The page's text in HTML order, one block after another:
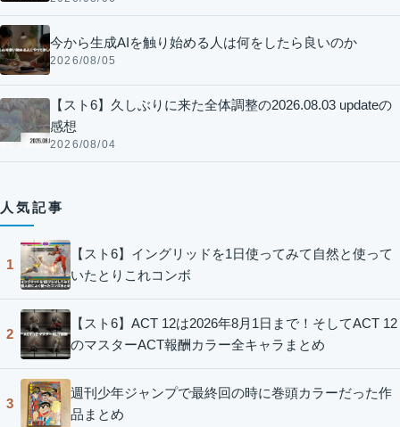
今から生成AIを触り始める人は何をしたら良いのか
2026/08/05
【スト6】久しぶりに来た全体調整の2026.08.03 updateの
感想
2026/08/04
人気記事
1
【スト6】イングリッドを1日使ってみて自然と使って
いたとりこれコンボ
2
【スト6】ACT 12は2026年8月1日まで！そしてACT 12
のマスターACT報酬カラー全キャラまとめ
3
週刊少年ジャンプで最終回の時に巻頭カラーだった作
品まとめ